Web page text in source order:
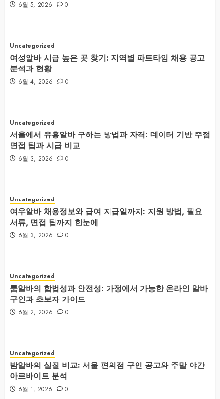
6월 5, 2026 0
Uncategorized
여성알바 시급 높은 곳 찾기: 지역별 파트타임 채용 공고
분석과 현황
6월 4, 2026 0
Uncategorized
서울에서 유흥알바 구하는 방법과 자격: 데이터 기반 주점
면접 팁과 시급 비교
6월 3, 2026 0
Uncategorized
여우알바 채용정보와 급여 지급일까지: 지원 방법, 필요
서류, 면접 팁까지 한눈에
6월 3, 2026 0
Uncategorized
룸알바의 합법성과 안전성: 가정에서 가능한 온라인 알바
구인과 초보자 가이드
6월 2, 2026 0
Uncategorized
밤알바의 실질 비교: 서울 편의점 구인 공고와 주말 야간
아르바이트 분석
6월 1, 2026 0